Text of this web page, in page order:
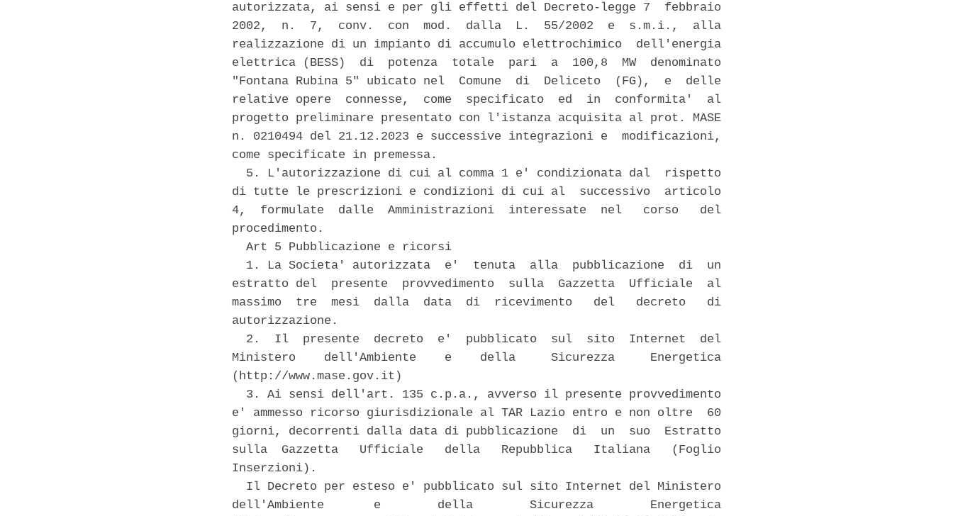
autorizzata, ai sensi e per gli effetti del Decreto-legge 7  febbraio
2002,  n.  7,  conv.  con  mod.  dalla  L.  55/2002  e  s.m.i.,  alla
realizzazione di un impianto di accumulo elettrochimico  dell'energia
elettrica (BESS)  di  potenza  totale  pari  a  100,8  MW  denominato
"Fontana Rubina 5" ubicato nel  Comune  di  Deliceto  (FG),  e  delle
relative opere  connesse,  come  specificato  ed  in  conformita'  al
progetto preliminare presentato con l'istanza acquisita al prot. MASE
n. 0210494 del 21.12.2023 e successive integrazioni e  modificazioni,
come specificate in premessa.
  5. L'autorizzazione di cui al comma 1 e' condizionata dal  rispetto
di tutte le prescrizioni e condizioni di cui al  successivo  articolo
4,  formulate  dalle  Amministrazioni  interessate  nel   corso   del
procedimento.
  Art 5 Pubblicazione e ricorsi
  1. La Societa' autorizzata  e'  tenuta  alla  pubblicazione  di  un
estratto del  presente  provvedimento  sulla  Gazzetta  Ufficiale  al
massimo  tre  mesi  dalla  data  di  ricevimento   del   decreto   di
autorizzazione.
  2.  Il  presente  decreto  e'  pubblicato  sul  sito  Internet  del
Ministero    dell'Ambiente    e    della     Sicurezza     Energetica
(http://www.mase.gov.it)
  3. Ai sensi dell'art. 135 c.p.a., avverso il presente provvedimento
e' ammesso ricorso giurisdizionale al TAR Lazio entro e non oltre  60
giorni, decorrenti dalla data di pubblicazione  di  un  suo  Estratto
sulla  Gazzetta   Ufficiale   della   Repubblica   Italiana   (Foglio
Inserzioni).
  Il Decreto per esteso e' pubblicato sul sito Internet del Ministero
dell'Ambiente       e        della        Sicurezza        Energetica